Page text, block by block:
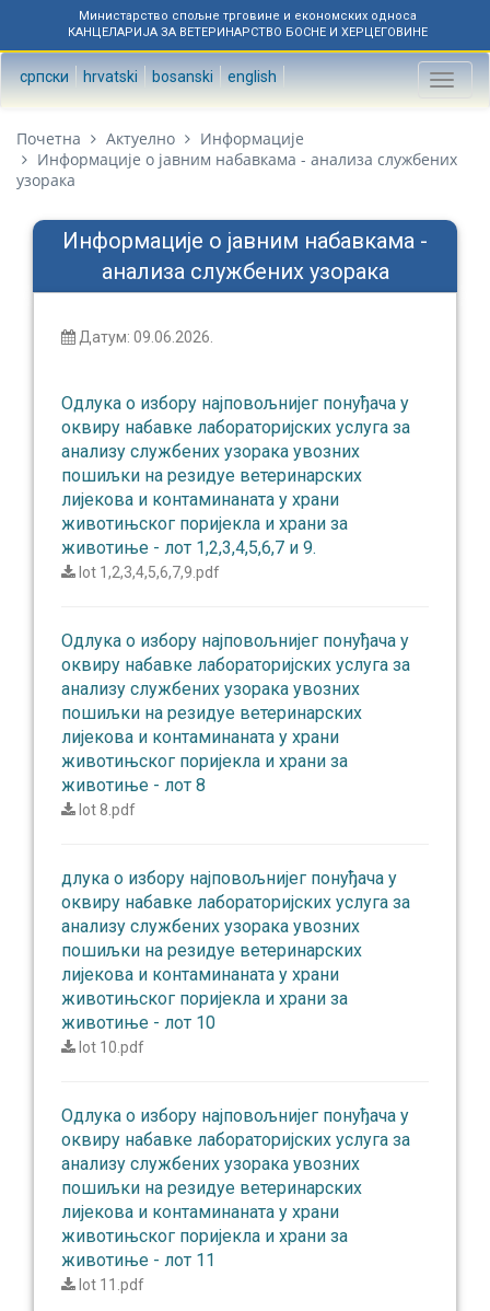
Министарство спољне трговине и економских односа
КАНЦЕЛАРИЈА ЗА ВЕТЕРИНАРСТВО БОСНЕ И ХЕРЦЕГОВИНЕ
српски hrvatski bosanski english
Toggle
Почетна Актуелно
Информације
Информације о јавним набавкама - анализа службених
узорака
Информације о јавним набавкама -
анализа службених узорака
Датум: 09.06.2026.
Одлукa о избору најповољнијег понуђача у
оквиру набавке лабораторијских услуга за
анализу службених узорака увозних
пошиљки на резидуе ветеринарских
лијекова и контаминаната у храни
животињског поријекла и храни за
животиње - лот 1,2,3,4,5,6,7 и 9.
lot 1,2,3,4,5,6,7,9.pdf
Одлукa о избору најповољнијег понуђача у
оквиру набавке лабораторијских услуга за
анализу службених узорака увозних
пошиљки на резидуе ветеринарских
лијекова и контаминаната у храни
животињског поријекла и храни за
животиње - лот 8
lot 8.pdf
длукa о избору најповољнијег понуђача у
оквиру набавке лабораторијских услуга за
анализу службених узорака увозних
пошиљки на резидуе ветеринарских
лијекова и контаминаната у храни
животињског поријекла и храни за
животиње - лот 10
lot 10.pdf
Одлукa о избору најповољнијег понуђача у
оквиру набавке лабораторијских услуга за
анализу службених узорака увозних
пошиљки на резидуе ветеринарских
лијекова и контаминаната у храни
животињског поријекла и храни за
животиње - лот 11
lot 11.pdf